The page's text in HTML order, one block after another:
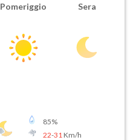
Pomeriggio Sera
85%
22-31 Km/h